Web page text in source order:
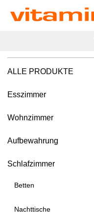
ALLE PRODUKTE
Esszimmer
Wohnzimmer
Aufbewahrung
Schlafzimmer
Betten
Nachttische